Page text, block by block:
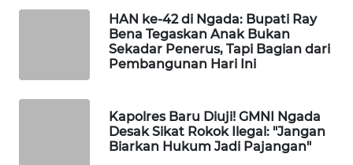
HAN ke-42 di Ngada: Bupati Ray
Bena Tegaskan Anak Bukan
Sekadar Penerus, Tapi Bagian dari
Pembangunan Hari Ini
Kapolres Baru Diuji! GMNI Ngada
Desak Sikat Rokok Ilegal: "Jangan
Biarkan Hukum Jadi Pajangan"
FORWAMKI